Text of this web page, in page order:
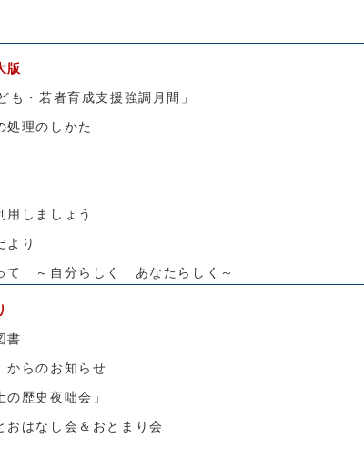
版
も・若者育成支援強調月間」
処理のしかた
用しましょう
より
て ～自分らしく あなたらしく～
書
からのお知らせ
歴史夜咄会」
はなし会＆おとまり会